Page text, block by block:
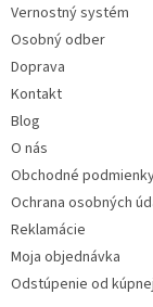
Vernostný systém
Osobný odber
Doprava
Kontakt
Blog
O nás
Obchodné
Ochrana osobných
Reklamácie
Moja objednávka
Odstúpenie od